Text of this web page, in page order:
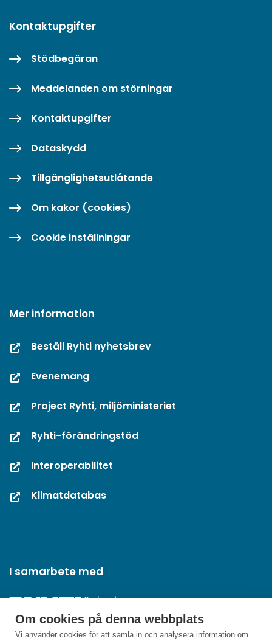
Om cookies på denna webbplats
Vi använder cookies för att samla in och analysera information om
Kontaktupgifter
Stödbegäran
Meddelanden om störningar
Kontaktupgifter
Dataskydd
Tillgänglighetsutlåtande
Om kakor (cookies)
Cookie inställningar
Mer information
Beställ Ryhti nyhetsbrev
Evenemang
Project Ryhti, miljöministeriet
Ryhti-förändringstöd
Interoperabilitet
Klimatdatabas
I samarbete med